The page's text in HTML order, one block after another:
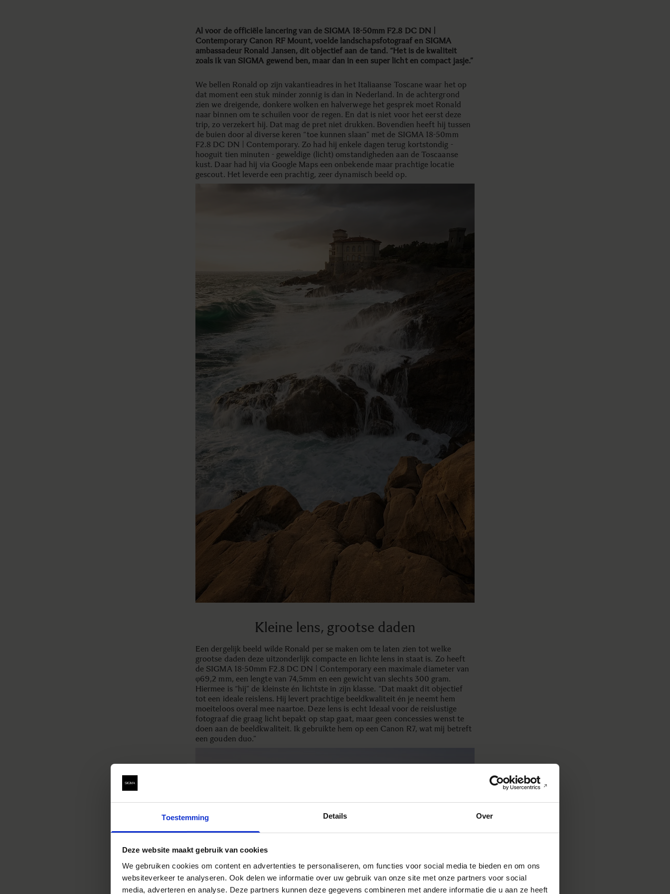
Toestemming Details Over
Deze website maakt gebruik van cookies
We gebruiken cookies om content en advertenties te personaliseren, om functies voor social media te bieden en om ons
websiteverkeer te analyseren. Ook delen we informatie over uw gebruik van onze site met onze partners voor social
media, adverteren en analyse. Deze partners kunnen deze gegevens combineren met andere informatie die u aan ze heeft
Al voor de officiële lancering van de SIGMA 18-50mm F2.8 DC DN |
Contemporary Canon RF Mount, voelde landschapsfotograaf en SIGMA
ambassadeur Ronald Jansen, dit objectief aan de tand. “Het is de kwaliteit
zoals ik van SIGMA gewend ben, maar dan in een super licht en compact jasje.”
We bellen Ronald op zijn vakantieadres in het Italiaanse Toscane waar het op
dat moment een stuk minder zonnig is dan in Nederland. In de achtergrond
zien we dreigende, donkere wolken en halverwege het gesprek moet Ronald
naar binnen om te schuilen voor de regen. En dat is niet voor het eerst deze
trip, zo verzekert hij. Dat mag de pret niet drukken. Bovendien heeft hij tussen
de buien door al diverse keren “toe kunnen slaan” met de SIGMA 18-50mm
F2.8 DC DN | Contemporary. Zo had hij enkele dagen terug kortstondig -
hooguit tien minuten - geweldige (licht) omstandigheden aan de Toscaanse
kust. Daar had hij via Google Maps een onbekende maar prachtige locatie
gescout. Het leverde een prachtig, zeer dynamisch beeld op.
Kleine lens, grootse daden
Een dergelijk beeld wilde Ronald per se maken om te laten zien tot welke
grootse daden deze uitzonderlijk compacte en lichte lens in staat is. Zo heeft
de SIGMA 18-50mm F2.8 DC DN | Contemporary een maximale diameter van
φ69,2 mm, een lengte van 74,5mm en een gewicht van slechts 300 gram.
Hiermee is “hij” de kleinste én lichtste in zijn klasse. “Dat maakt dit objectief
tot een ideale reislens. Hij levert prachtige beeldkwaliteit én je neemt hem
moeiteloos overal mee naartoe. Deze lens is echt Ideaal voor de reislustige
fotograaf die graag licht bepakt op stap gaat, maar geen concessies wenst te
doen aan de beeldkwaliteit. Ik gebruikte hem op een Canon R7, wat mij betreft
een gouden duo.”